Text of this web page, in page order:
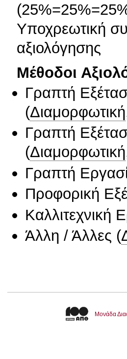
Υποχρεωτική
αξιολόγησης
Μέθοδοι
Γραπτή
(Διαμορφωτική
Γραπτή
(Διαμορφωτική
Γραπτή
Προφορική
Καλλιτεχνική
Άλλη / Άλλες (
Μονάδα